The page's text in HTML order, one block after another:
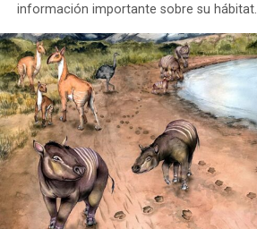
información importante sobre su hábitat.